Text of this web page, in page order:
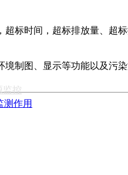
标时间，超标排放量、超
制图、显示等功能以及污
监控
测作用